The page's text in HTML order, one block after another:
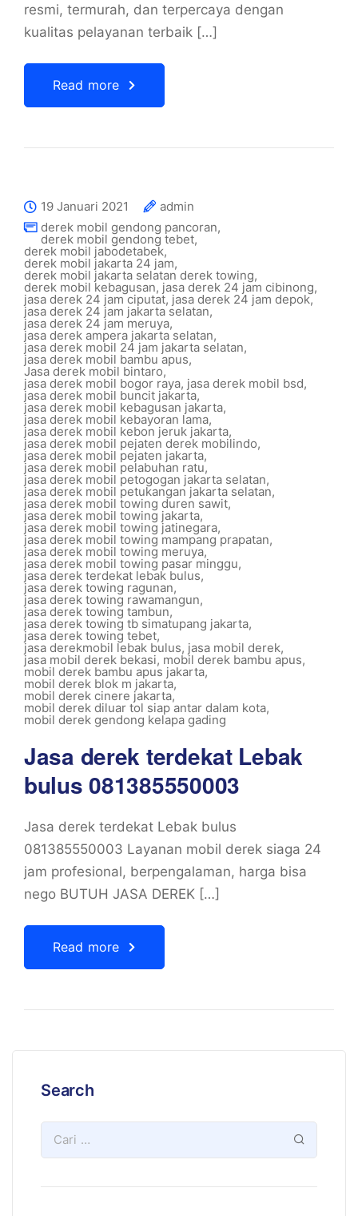
resmi, termurah, dan terpercaya dengan
kualitas pelayanan terbaik […]
Read more
19 Januari 2021
admin
derek mobil gendong pancoran,
derek mobil gendong tebet,
derek mobil jabodetabek,
derek mobil jakarta 24 jam,
derek mobil jakarta selatan derek towing,
derek mobil kebagusan, jasa derek 24 jam cibinong,
jasa derek 24 jam ciputat, jasa derek 24 jam depok,
jasa derek 24 jam jakarta selatan,
jasa derek 24 jam meruya,
jasa derek ampera jakarta selatan,
jasa derek mobil 24 jam jakarta selatan,
jasa derek mobil bambu apus,
Jasa derek mobil bintaro,
jasa derek mobil bogor raya, jasa derek mobil bsd,
jasa derek mobil buncit jakarta,
jasa derek mobil kebagusan jakarta,
jasa derek mobil kebayoran lama,
jasa derek mobil kebon jeruk jakarta,
jasa derek mobil pejaten derek mobilindo,
jasa derek mobil pejaten jakarta,
jasa derek mobil pelabuhan ratu,
jasa derek mobil petogogan jakarta selatan,
jasa derek mobil petukangan jakarta selatan,
jasa derek mobil towing duren sawit,
jasa derek mobil towing jakarta,
jasa derek mobil towing jatinegara,
jasa derek mobil towing mampang prapatan,
jasa derek mobil towing meruya,
jasa derek mobil towing pasar minggu,
jasa derek terdekat lebak bulus,
jasa derek towing ragunan,
jasa derek towing rawamangun,
jasa derek towing tambun,
jasa derek towing tb simatupang jakarta,
jasa derek towing tebet,
jasa derekmobil lebak bulus, jasa mobil derek,
jasa mobil derek bekasi, mobil derek bambu apus,
mobil derek bambu apus jakarta,
mobil derek blok m jakarta,
mobil derek cinere jakarta,
mobil derek diluar tol siap antar dalam kota,
mobil derek gendong kelapa gading
Jasa derek terdekat Lebak
bulus 081385550003
Jasa derek terdekat Lebak bulus
081385550003 Layanan mobil derek siaga 24
jam profesional, berpengalaman, harga bisa
nego BUTUH JASA DEREK […]
Read more
Search